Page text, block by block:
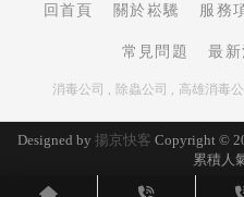
回首頁 關於崧驣 服務
常見問題 最新
消毒公司 除蟲公司 高雄消毒
Designed by 揚京快客 Copyright ©
累積人